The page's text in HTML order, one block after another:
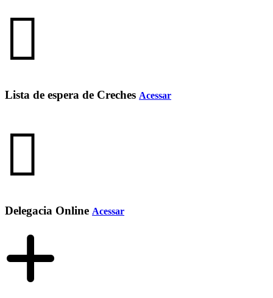
Lista de espera de Creches Acessar
Delegacia Online Acessar